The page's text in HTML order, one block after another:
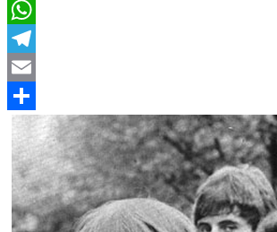
LinkedIn
WhatsApp
Telegram
Email
Compartir